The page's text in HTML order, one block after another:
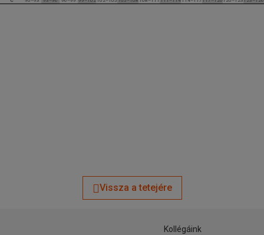
Vissza a tetejére
Kollégáink